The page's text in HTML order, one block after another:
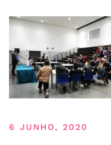
6 JUNHO, 2020